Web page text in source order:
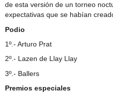
de esta versión de un torneo
expectativas que se habían
Podio
1º.- Arturo Prat
2º.- Lazen de Llay Llay
3º.- Ballers
Premios especiales